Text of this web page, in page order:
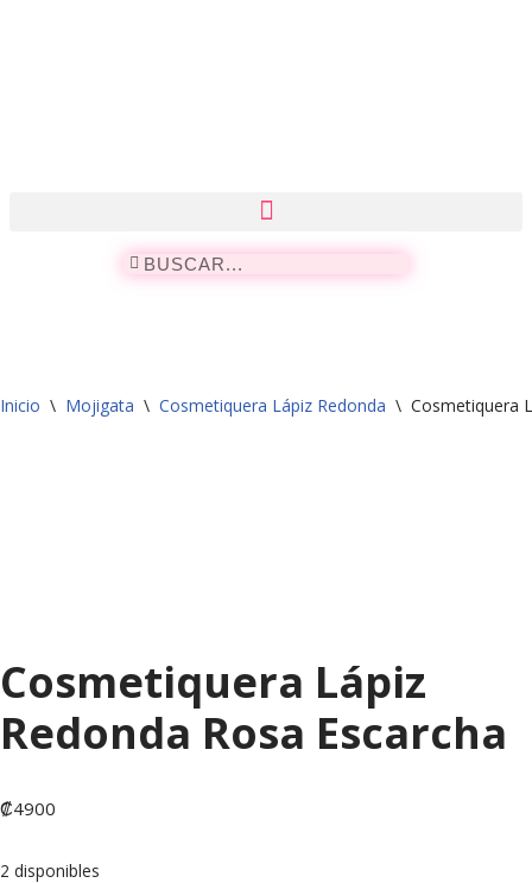
Inicio \ Mojigata \ Cosmetiquera Lápiz Redonda \ Cosmetiquera
Cosmetiquera Lápiz
Redonda Rosa Escarcha
₡4900
2 disponibles